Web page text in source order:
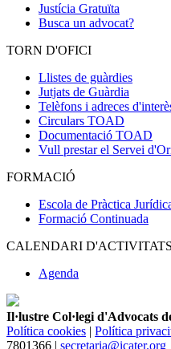
Justícia Gratuïta
Busca un advocat?
TORN D'OFICI
Llistes de guàrdies
Jutjats de Guàrdia
Telèfons i adreces
Circulars TOAD
Documentació TOAD
Vull prestar el Servei
FORMACIÓ
Escola de Pràctica
Formació Continuada
CALENDARI D'ACTIVITATS
Agenda
Il·lustre Col·legi d'Advocats
Política cookies | Política
7801366 | secretaria@icater.org